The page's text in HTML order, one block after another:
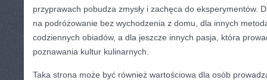
przyprawach pobudza zmysły i zachęca do eksperymentów.
na podróżowanie bez wychodzenia z domu, dla innych
codziennych obiadów, a dla jeszcze innych pasja, która
poznawania kultur kulinarnych.
Taka strona może być również wartościowa dla osób